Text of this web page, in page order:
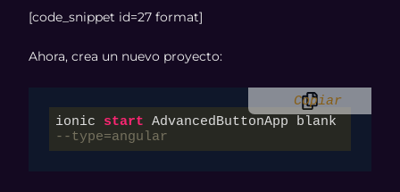
[code_snippet id=27 format]
Ahora, crea un nuevo proyecto:
Copiar
ionic start
--type=angular